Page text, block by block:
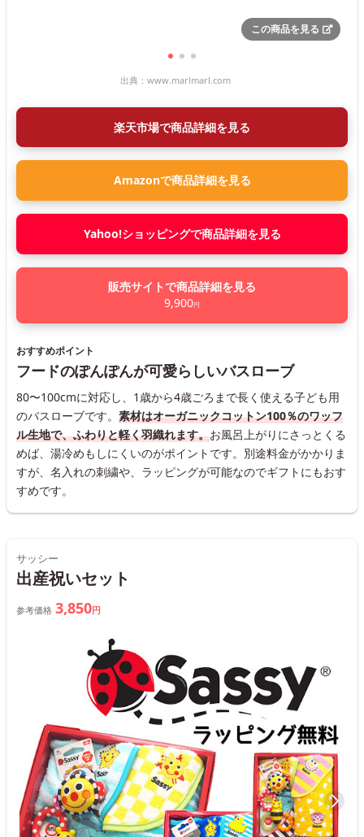
この商品を見る
出典： www.marlmarl.com
楽天市場で商品詳細を見る
Amazonで商品詳細を見る
Yahoo!ショッピングで商品詳細を見る
販売サイトで商品詳細を見る
9,900円
おすすめポイント
フードのぽんぽんが可愛らしいバスローブ
80〜100cmに対応し、1歳から4歳ごろまで長く使える子ども用
のバスローブです。 素材はオーガニックコットン100％のワッフ
ル生地で、ふわりと軽く羽織れます。お風呂上がりにさっとくる
めば、湯冷めもしにくいのがポイントです。別途料金がかかりま
すが、名入れの刺繍や、ラッピングが可能なのでギフトにもおす
すめです。
サッシー
出産祝いセット
参考価格 3,850円